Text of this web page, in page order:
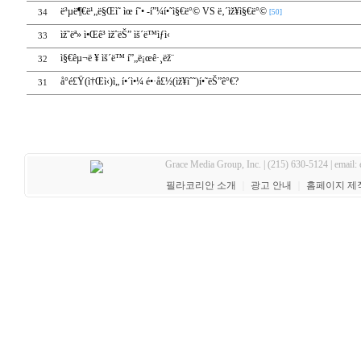
34 ë³µë¶€ë¹„ë§Œì˜ ìœ í˜• -í”¼í•˜ì§€ë°© VS ë‚´ìž¥ì§€ë°© [50]
33 ìž˜ëª» ì•Œê³ ìžˆëŠ” ìš´ë™ìƒì‹
32 ì§€êµ¬ë ¥ ìš´ë™ í”„ë¡œê·¸ëž¨
31 å°é£Ÿ(ì†Œì‹)ì„ í•´ì•¼ é•·å£½(ìž¥ìˆ˜)í•˜ëŠ”ê°€?
Grace Media Group, Inc. | (215) 630-5124 | email:
필라코리안 소개
광고 안내 홈페이지 제